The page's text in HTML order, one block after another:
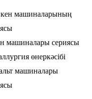
машиналарының
машиналары сериясы
өнеркәсібі
машиналары